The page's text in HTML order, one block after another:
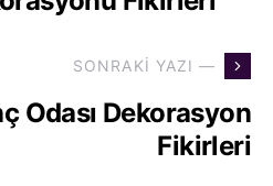
SONRAKI YAZI —
Odası Dekorasyon
Fikirleri